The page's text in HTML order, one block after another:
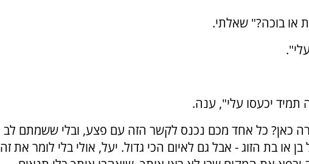
או בוכה?" שאלתי.
יכעסו עלי", ענה.
כאן? כל אחד מכם נכנס לקשר הזה עם פצע, ובלי ששמתם לב
או בת הזוג - אבל גם לאיום הכי גדול. יעל, אולי בלי לומר את זה